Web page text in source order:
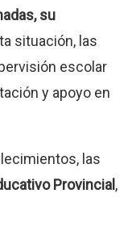
su
situación, las
escolar
y apoyo en
las
Provincial ,